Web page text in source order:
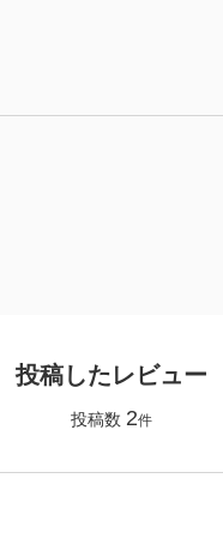
投稿したレビュー
投稿数 2件